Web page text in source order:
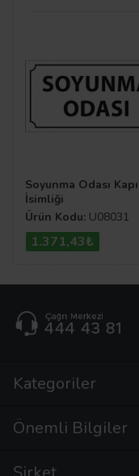
Soyunma Odası Kapı
İsimliği
Ürün Kodu: U08031
1.371,43₺
Kategoriler
Önemli Bilgiler